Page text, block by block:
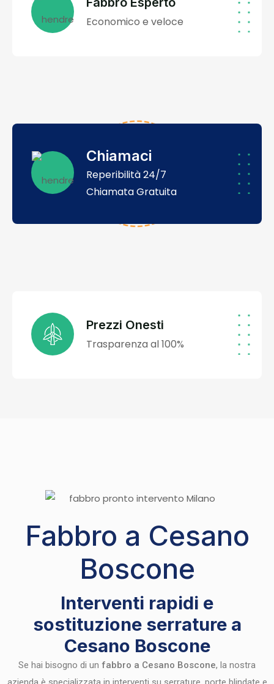
Economico e veloce
Chiamaci
Reperibilità 24/7
Chiamata Gratuita
Prezzi Onesti
Trasparenza al 100%
Fabbro a Cesano
Boscone
Interventi rapidi e
sostituzione serrature a
Cesano Boscone
Se hai bisogno di un fabbro a Cesano Boscone, la nostra